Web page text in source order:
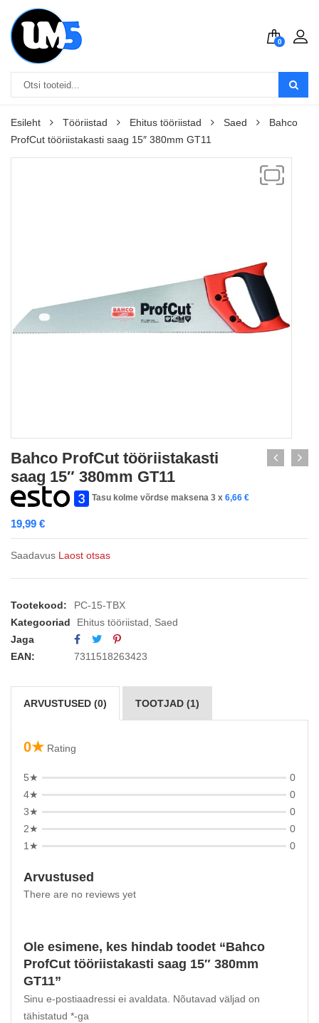
0
Esileht Tööriistad Ehitus tööriistad Saed
Bahco
ProfCut tööriistakasti saag 15″ 380mm GT11
Bahco ProfCut tööriistakasti
saag 15″ 380mm GT11
Tasu kolme võrdse maksena 3 x 6,66 €
19,99 €
Saadavus Laost otsas
Tootekood:
PC-15-TBX
Kategooriad
Ehitus tööriistad
Saed
Jaga
EAN:
7311518263423
ARVUSTUSED (0) TOOTJAD (1)
0★ Rating
5★
0
4★
0
3★
0
2★
0
1★
0
Arvustused
There are no reviews yet
Ole esimene, kes hindab toodet “Bahco
ProfCut tööriistakasti saag 15″ 380mm
GT11”
Sinu e-postiaadressi ei avaldata.
Nõutavad väljad on
tähistatud *-ga